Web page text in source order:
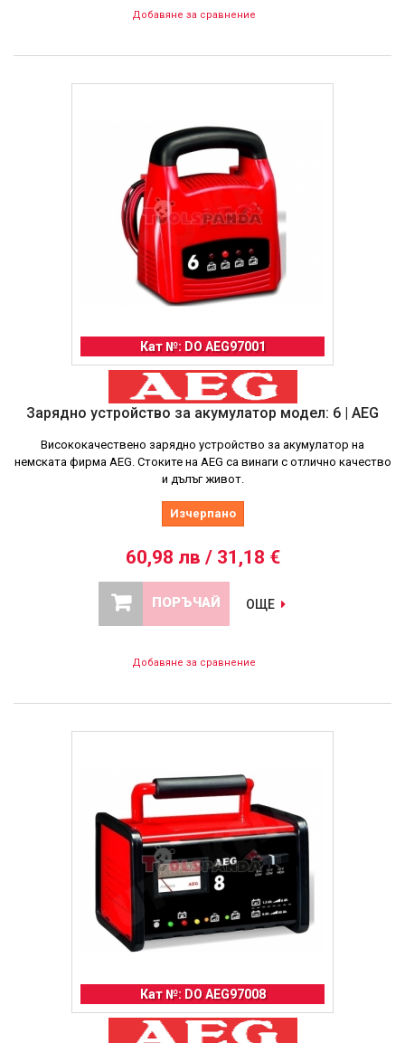
Добавяне за сравнение
Кат №: DO AEG97001
Зарядно устройство за акумулатор модел: 6 | AEG
Висококачествено зарядно устройство за акумулатор на
немската фирма AEG. Стоките на AEG са винаги с отлично качество
и дълъг живот.
Изчерпано
60,98 лв / 31,18 €
ПОРЪЧАЙ ОЩЕ
Добавяне за сравнение
Кат №: DO AEG97008